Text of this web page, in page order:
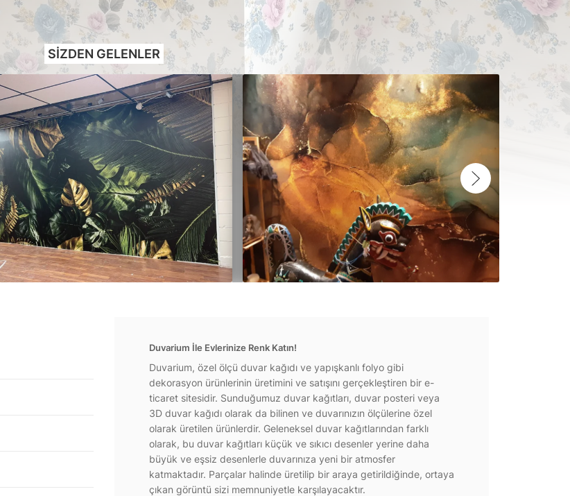
SIZDEN GELENLER
Duvarium İle Evlerinize Renk Katın!
Duvarium, özel ölçü duvar kağıdı ve yapışkanlı folyo gibi
dekorasyon ürünlerinin üretimini ve satışını gerçekleştiren bir e-
ticaret sitesidir. Sunduğumuz duvar kağıtları, duvar posteri veya
3D duvar kağıdı olarak da bilinen ve duvarınızın ölçülerine özel
olarak üretilen ürünlerdir. Geleneksel duvar kağıtlarından farklı
olarak, bu duvar kağıtları küçük ve sıkıcı desenler yerine daha
büyük ve eşsiz desenlerle duvarınıza yeni bir atmosfer
katmaktadır. Parçalar halinde üretilip bir araya getirildiğinde, ortaya
çıkan görüntü sizi memnuniyetle karşılayacaktır.